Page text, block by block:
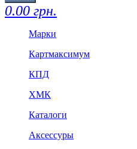
0.00 грн.
Марки
Картмаксимум
КПД
ХМК
Каталоги
Аксессуры